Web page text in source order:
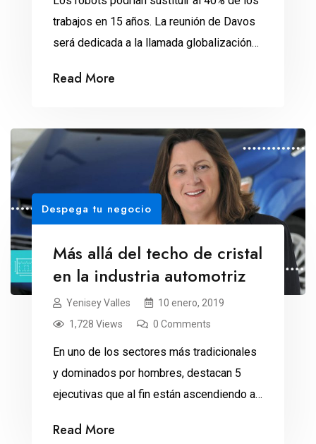
trabajos en 15 años. La reunión de Davos
será dedicada a la llamada globalización
de mil compañías globales, así como
reunirán en Davos, Suiza, del 22 al 25 de
enero. El […]
Read More
Despega tu negocio
Más allá del techo de cristal
en la industria automotriz
Yenisey Valles
10 enero, 2019
1,728 Views
0 Comments
En uno de los sectores más tradicionales
y dominados por hombres, destacan 5
ejecutivas que al fin están ascendiendo a
más de 100 años de historia, la General
Read More